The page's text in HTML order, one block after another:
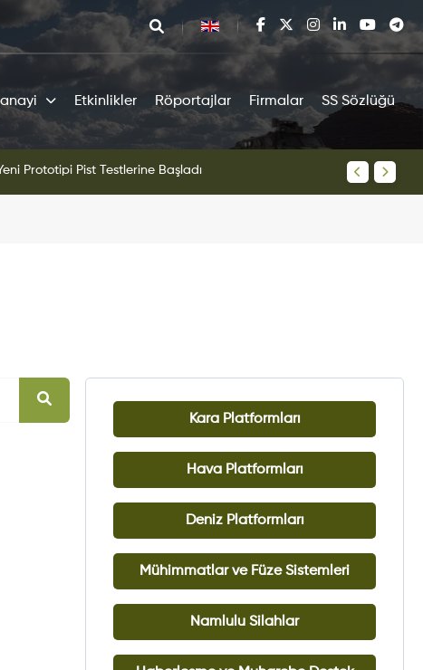
Etkinlikler Röportajlar Firmalar SS Sözlüğü
Pist Testlerine Başladı KAAN
Kara Platformları
Hava Platformları
Deniz Platformları
Mühimmatlar ve Füze Sistemleri
Namlulu Silahlar